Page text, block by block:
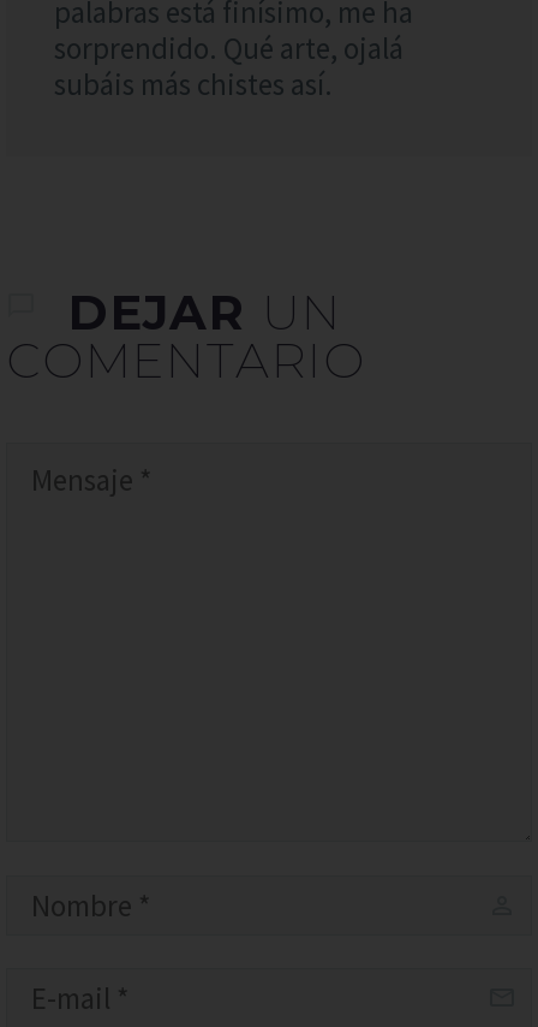
palabras está finísimo, me ha
sorprendido. Qué arte, ojalá
subáis más chistes así.
DEJAR UN
COMENTARIO